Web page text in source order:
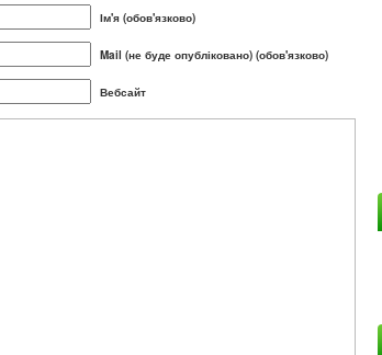
Ім'я (обов'язково)
Mail (не буде опубліковано) (обов'язково)
Вебсайт